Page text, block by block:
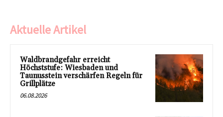
Aktuelle Artikel
Waldbrandgefahr erreicht
Höchststufe: Wiesbaden und
Taunusstein verschärfen Regeln für
Grillplätze
06.08.2026